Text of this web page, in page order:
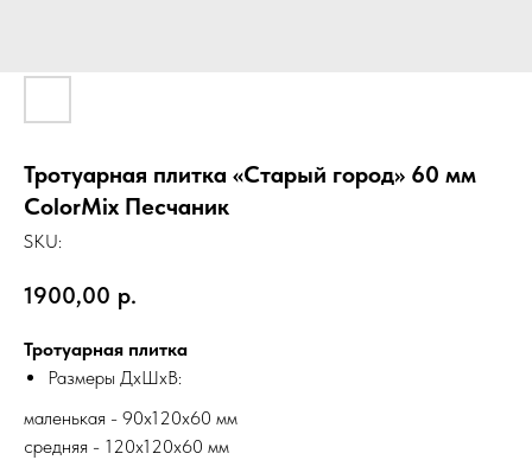
Тротуарная плитка «Старый город» 60 мм
ColorMix Песчаник
SKU:
1900,00 р.
Тротуарная плитка
Размеры ДхШхВ:
маленькая - 90х120х60 мм
средняя - 120х120х60 мм